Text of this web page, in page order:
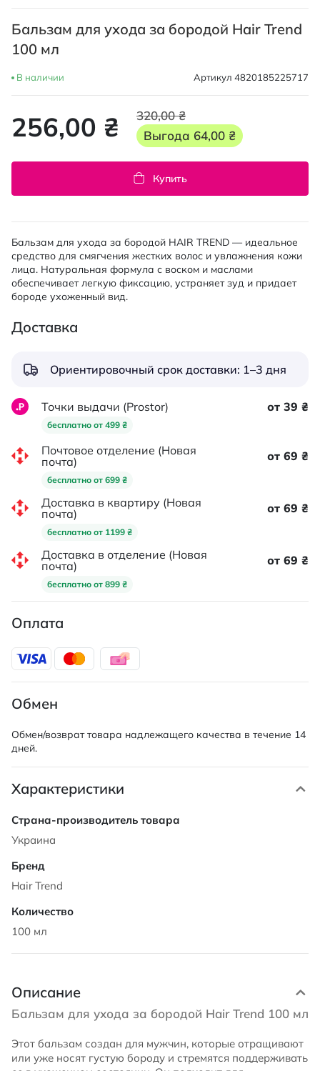
Бальзам для ухода за бородой Hair Trend
100 мл
В наличии Артикул 4820185225717
256,00 ₴
320,00 ₴
Выгода 64,00 ₴
Купить
Бальзам для ухода за бородой HAIR TREND — идеальное
средство для смягчения жестких волос и увлажнения кожи
лица. Натуральная формула с воском и маслами
обеспечивает легкую фиксацию, устраняет зуд и придает
бороде ухоженный вид.
Доставка
Ориентировочный срок доставки: 1–3 дня
Точки выдачи (Prostor)
бесплатно от 499 ₴
от 39 ₴
Почтовое отделение (Новая
почта)
бесплатно от 699 ₴
от 69 ₴
Доставка в квартиру (Новая
почта)
бесплатно от 1199 ₴
от 69 ₴
Доставка в отделение (Новая
почта)
бесплатно от 899 ₴
от 69 ₴
Оплата
Обмен
Обмен/возврат товара надлежащего качества в течение 14
дней.
Характеристики
Характеристики
Украина
Hair Trend
100 мл
Описание
Бальзам для ухода за бородой Hair Trend 100 мл
Этот бальзам создан для мужчин, которые отращивают
или уже носят густую бороду и стремятся поддерживать